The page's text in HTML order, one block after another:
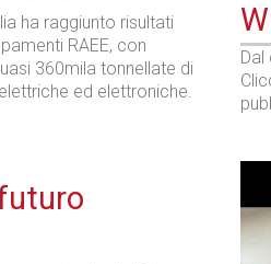
ha raggiunto risultati
RAEE, con
360mila tonnellate di
ed elettroniche.